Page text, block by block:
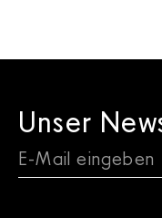
Unser